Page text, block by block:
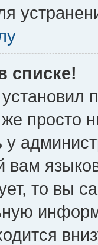
списке!
просто
у
то вы